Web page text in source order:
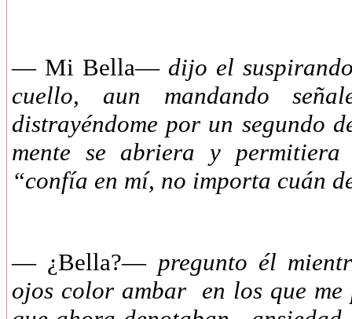
— Mi Bella— dijo el
cuello, aun mandando
distrayéndome por un segundo
mente se abriera y permitiera
“confía en mí, no importa cuán
— ¿Bella?—pregunto él
ojos color ambar en los que